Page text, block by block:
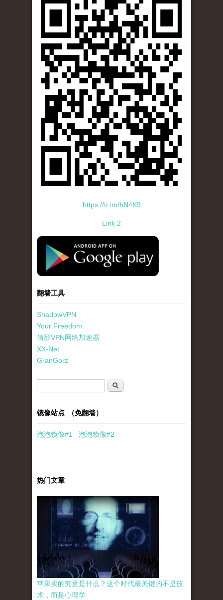
https://tr.im/hN4K9
Link 2
standard-icon-googleplay-app-store.png
翻墙工具
ShadowVPN
Your Freedom
倩影VPN网络加速器
XX-Net
GranGorz
搜索
镜像站点 （免翻墙）
泡泡镜像#1 泡泡镜像#2
热门文章
苹果卖的究竟是什么？这个时代最关键的不是技
术，而是心理学